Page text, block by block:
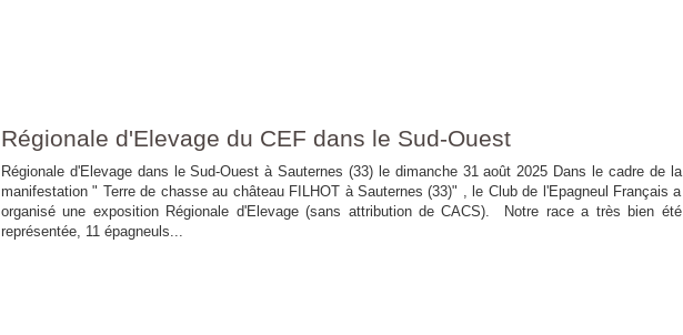
Régionale d'Elevage du CEF dans le Sud-Ouest
Régionale d'Elevage dans le Sud-Ouest à Sauternes (33) le dimanche 31 août 2025 Dans le cadre de la
manifestation " Terre de chasse au château FILHOT à Sauternes (33)" , le Club de l'Epagneul Français a
organisé une exposition Régionale d'Elevage (sans attribution de CACS). Notre race a très bien été
représentée, 11 épagneuls...